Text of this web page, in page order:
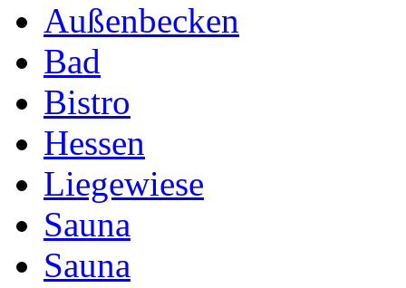
Außenbecken
Bad
Bistro
Hessen
Liegewiese
Sauna
Sauna